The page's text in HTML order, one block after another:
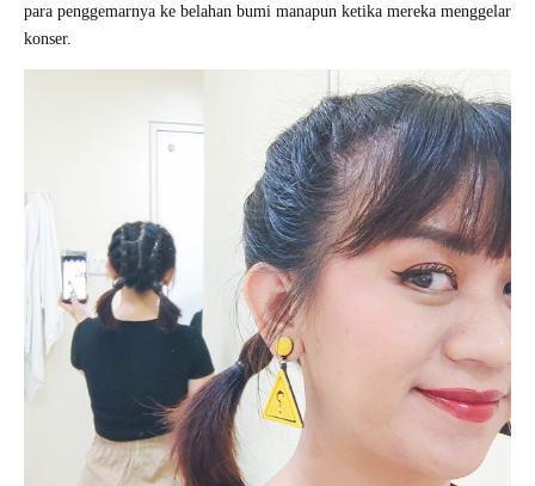
para penggemarnya ke belahan bumi manapun ketika mereka menggelar
konser.